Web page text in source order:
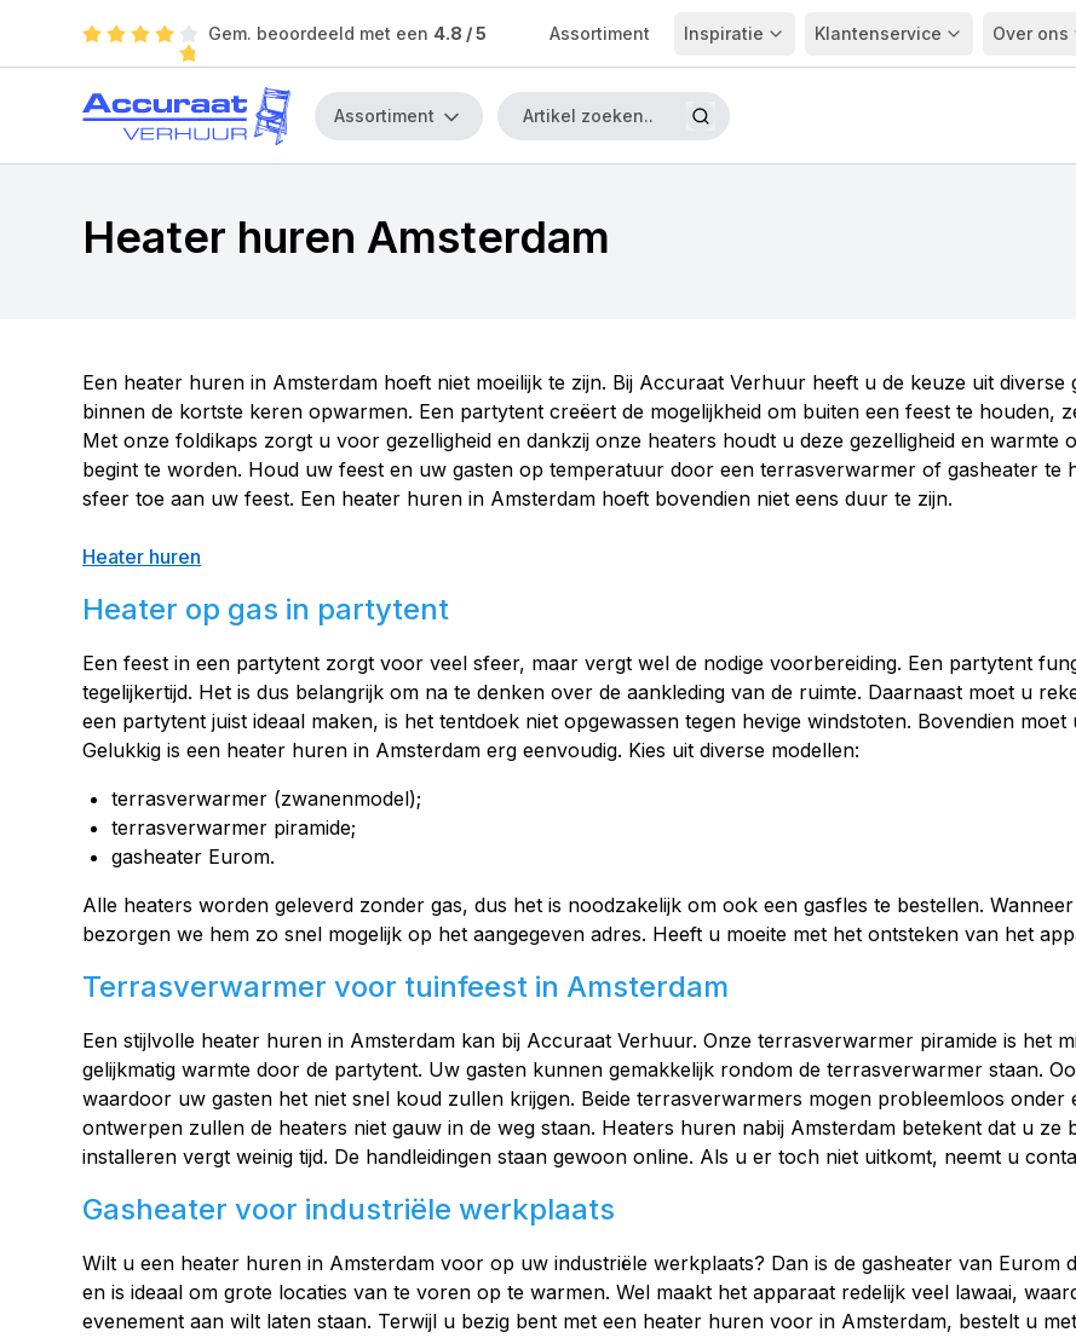
Gem. beoordeeld met een 4.8 / 5 Assortiment Inspiratie Klantenservice Over ons
Assortiment
Heater huren Amsterdam
Een heater huren in Amsterdam hoeft niet moeilijk te zijn. Bij Accuraat Verhuur heeft u de keuze uit
binnen de kortste keren opwarmen. Een partytent creëert de mogelijkheid om buiten een feest te houden,
Met onze foldikaps zorgt u voor gezelligheid en dankzij onze heaters houdt u deze gezelligheid en
begint te worden. Houd uw feest en uw gasten op temperatuur door een terrasverwarmer of gasheater te
sfeer toe aan uw feest. Een heater huren in Amsterdam hoeft bovendien niet eens duur te zijn.
Heater huren
Heater op gas in partytent
Een feest in een partytent zorgt voor veel sfeer, maar vergt wel de nodige voorbereiding. Een partytent
tegelijkertijd. Het is dus belangrijk om na te denken over de aankleding van de ruimte. Daarnaast moet u
een partytent juist ideaal maken, is het tentdoek niet opgewassen tegen hevige windstoten. Bovendien
Gelukkig is een heater huren in Amsterdam erg eenvoudig. Kies uit diverse modellen:
terrasverwarmer (zwanenmodel);
terrasverwarmer piramide;
gasheater Eurom.
Alle heaters worden geleverd zonder gas, dus het is noodzakelijk om ook een gasfles te bestellen.
bezorgen we hem zo snel mogelijk op het aangegeven adres. Heeft u moeite met het ontsteken van het
Terrasverwarmer voor tuinfeest in Amsterdam
Een stijlvolle heater huren in Amsterdam kan bij Accuraat Verhuur. Onze terrasverwarmer piramide is het
gelijkmatig warmte door de partytent. Uw gasten kunnen gemakkelijk rondom de terrasverwarmer staan.
waardoor uw gasten het niet snel koud zullen krijgen. Beide terrasverwarmers mogen probleemloos
ontwerpen zullen de heaters niet gauw in de weg staan. Heaters huren nabij Amsterdam betekent dat u ze
installeren vergt weinig tijd. De handleidingen staan gewoon online. Als u er toch niet uitkomt, neemt u
Gasheater voor industriële werkplaats
Wilt u een heater huren in Amsterdam voor op uw industriële werkplaats? Dan is de gasheater van
en is ideaal om grote locaties van te voren op te warmen. Wel maakt het apparaat redelijk veel lawaai,
evenement aan wilt laten staan. Terwijl u bezig bent met een heater huren voor in Amsterdam, bestelt u